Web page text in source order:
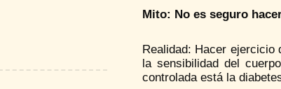
Mito: No es seguro
Realidad: Hacer
la sensibilidad del
controlada está la